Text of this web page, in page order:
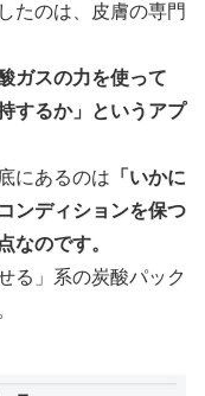
たのは、皮膚の専門
ガスの力を使って
するか」というアプ
にあるのは 「いかに
ンディションを保つ
なのです。
る」系の炭酸パック